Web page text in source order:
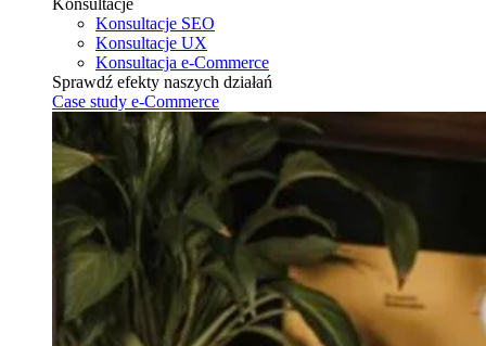
Konsultacje
Konsultacje SEO
Konsultacje UX
Konsultacja e-Commerce
Sprawdź efekty naszych działań
Case study e-Commerce